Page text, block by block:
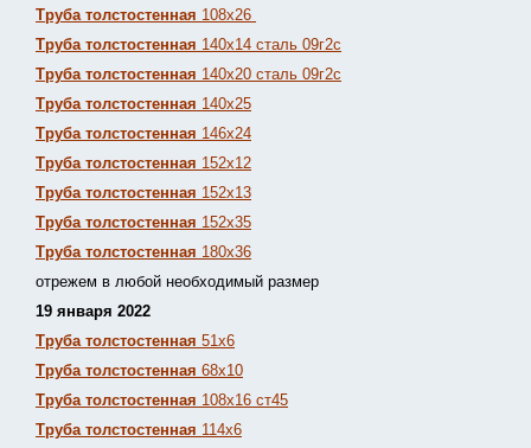
Труба толстостенная 108х26
Труба толстостенная 140х14 сталь 09г2с
Труба толстостенная 140х20 сталь 09г2с
Труба толстостенная 140х25
Труба толстостенная 146х24
Труба толстостенная 152х12
Труба толстостенная 152х13
Труба толстостенная 152х35
Труба толстостенная 180х36
отрежем в любой необходимый размер
19 января 2022
Труба толстостенная 51х6
Труба толстостенная 68х10
Труба толстостенная 108х16 ст45
Труба толстостенная 114х6